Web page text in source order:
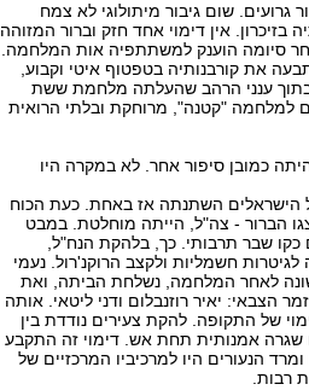
שום גיבור מיתולוגי לא צמח
אין דימוי אחד חזק וברור המזוהה
סיומה הוענק למשתתפיה אות המלחמה.
את קורבנותיה בטפטוף איטי וקבוע,
ענני הרהב שהעלתה מלחמת ששת
למלחמה "קטנה", מרוחקת ובלתי הרואית
כמובן סיפור אחר. לא במקרה היו
השתנתה אז באחת. כעת הכוח
הברור - צה"ל, הייתה מוחלטת. במבט
שבר תרבותי. כך, בלהקת הנח"ל,
חשמליות ולקצב הרוקנ'רול. נעמי
לאחר המלחמה, נשלחת הביתה, ואת
הצבאי: יאיר רוזנבלום ודני ליטאי. אותה
של התקופה. להקת צעירים נודדת בין
אמנותית תחת אש. דימוי זה התקבע
הנעורים היו למרכיביו המרכזיים של
רבות.